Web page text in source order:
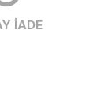
İADE